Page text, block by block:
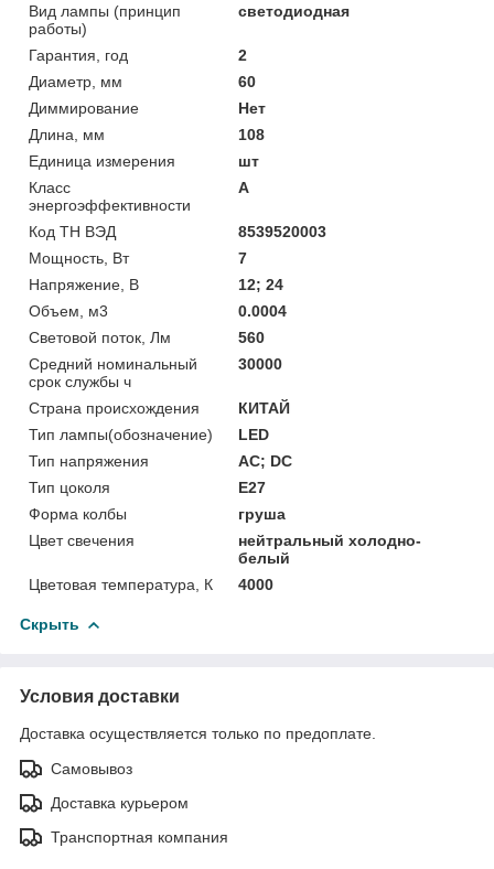
Вид лампы (принцип
работы)
светодиодная
Гарантия, год
2
Диаметр, мм
60
Диммирование
Нет
Длина, мм
108
Единица измерения
шт
Класс
энергоэффективности
A
Код ТН ВЭД
8539520003
Мощность, Вт
7
Напряжение, В
12; 24
Объем, м3
0.0004
Световой поток, Лм
560
Средний номинальный
срок службы ч
30000
Страна происхождения
КИТАЙ
Тип лампы(обозначение)
LED
Тип напряжения
АС; DC
Тип цоколя
E27
Форма колбы
груша
Цвет свечения
нейтральный холодно-
белый
Цветовая температура, К
4000
Скрыть
Условия доставки
Доставка осуществляется только по предоплате.
Самовывоз
Доставка курьером
Транспортная компания